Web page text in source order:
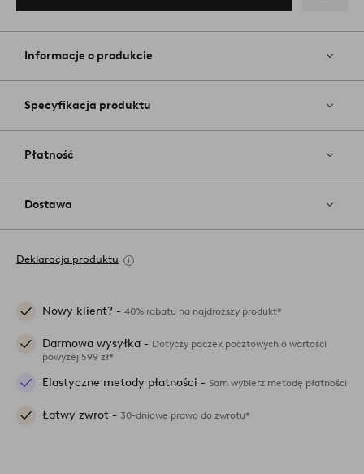
do
Informacje o produkcie
Specyfikacja produktu
Płatność
Dostawa
Deklaracja produktu
Nowy klient? - 40% rabatu na najdroższy produkt*
Darmowa wysyłka - Dotyczy paczek pocztowych o wartości
powyżej 599 zł*
Elastyczne metody płatności - Sam wybierz metodę płatności
Łatwy zwrot - 30-dniowe prawo do zwrotu*